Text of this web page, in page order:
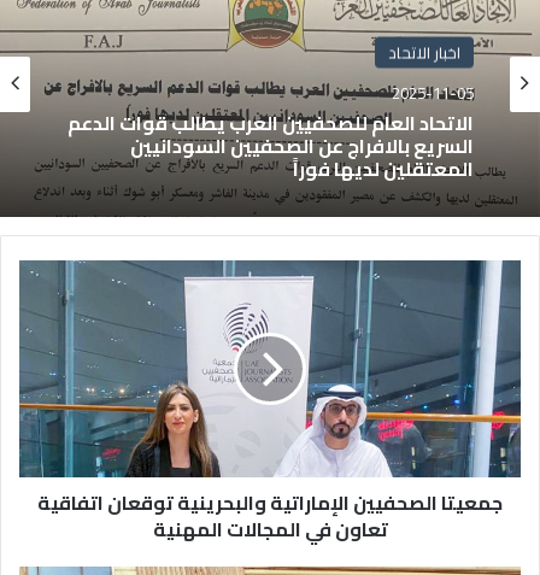
اخبار الاتحاد
2025-11-05
الاتحاد العام للصحفيين العرب يطالب قوات الدعم
السريع بالافراج عن الصحفيين السودانيين
المعتقلين لديها فوراً
جمعيتا الصحفيين الإماراتية والبحرينية توقعان اتفاقية
تعاون في المجالات المهنية